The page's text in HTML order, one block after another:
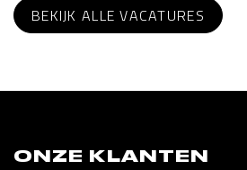
BEKIJK ALLE VACATURES
ONZE KLANTEN